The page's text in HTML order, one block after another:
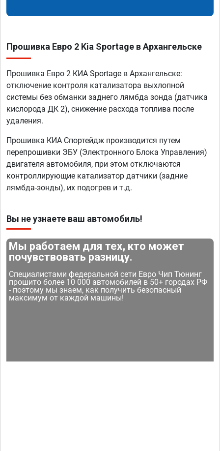
Прошивка Евро 2 Kia Sportage в Архангельске
Прошивка Евро 2 КИА Sportage в Архангельске:
отключение контроля катализатора выхлопной
системы без обманки заднего лямбда зонда (датчика
кислорода ДК 2), снижение расхода топлива после
удаления.
Прошивка КИА Спортейдж производится путем
перепрошивки ЭБУ (Электронного Блока Управления)
двигателя автомобиля, при этом отключаются
контроллирующие катализатор датчики (задние
лямбда-зонды), их подогрев и т.д.
Вы не узнаете ваш автомобиль!
Мы работаем для тех, кто может
почувствовать разницу.
Специалистами федеральной сети Евро Чип Тюнинг
прошито более 10 000 автомобилей в 50+ городах РФ
- поэтому мы знаем, как получить безопасный
максимум от каждой машины!